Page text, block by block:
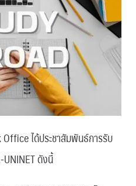
ได้ประชาสัมพันธ์การรับ
ดังนี้